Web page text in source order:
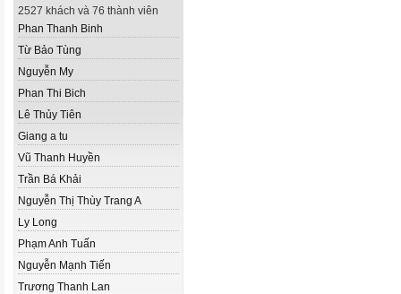
2527 khách và 76 thành viên
Phan Thanh Binh
Từ Bảo Tùng
Nguyễn My
Phan Thi Bich
Lê Thủy Tiên
Giang a tu
Vũ Thanh Huyền
Trần Bá Khải
Nguyễn Thị Thùy Trang A
Ly Long
Phạm Anh Tuấn
Nguyễn Mạnh Tiến
Trương Thanh Lan